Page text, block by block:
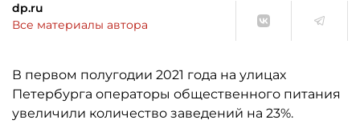
dp.ru
Все материалы автора
В первом полугодии 2021 года на улицах
Петербурга операторы общественного питания
увеличили количество заведений на 23%.